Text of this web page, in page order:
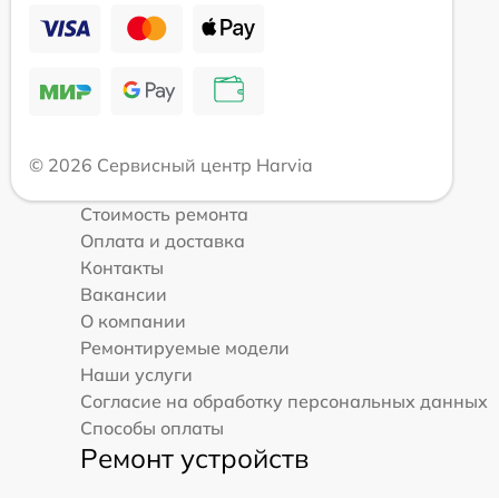
© 2026 Сервисный центр Harvia
Стоимость ремонта
Оплата и доставка
Контакты
Вакансии
О компании
Ремонтируемые модели
Наши услуги
Согласие на обработку персональных данных
Способы оплаты
Ремонт устройств